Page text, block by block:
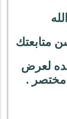
متابعتك
لعرض
مختصر .